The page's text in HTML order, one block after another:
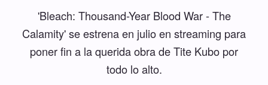
'Bleach: Thousand-Year Blood War - The
Calamity' se estrena en julio en streaming para
poner fin a la querida obra de Tite Kubo por
todo lo alto.